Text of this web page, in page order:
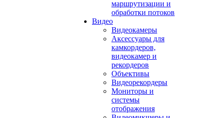
маршрутизации и
обработки потоков
Видео
Видеокамеры
Аксессуары для
камкордеров,
видеокамер и
рекордеров
Объективы
Видеорекордеры
Мониторы и
системы
отображения